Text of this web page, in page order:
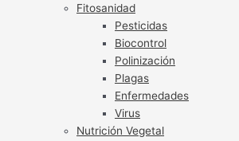
Fitosanidad
Pesticidas
Biocontrol
Polinización
Plagas
Enfermedades
Virus
Nutrición Vegetal